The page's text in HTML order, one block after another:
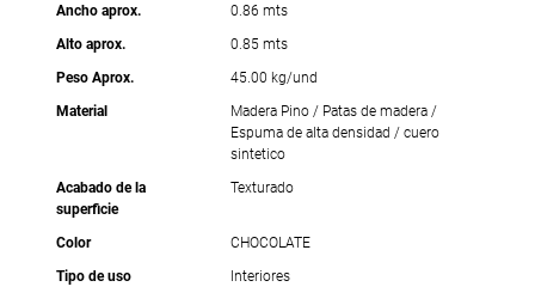
Ancho aprox.
0.86 mts
Alto aprox.
0.85 mts
Peso Aprox.
45.00 kg/und
Material
Madera Pino / Patas de madera /
Espuma de alta densidad / cuero
sintetico
Acabado de la
superficie
Texturado
Color
CHOCOLATE
Tipo de uso
Interiores